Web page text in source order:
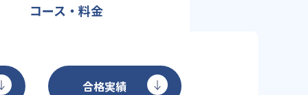
コース・料金
合格実績